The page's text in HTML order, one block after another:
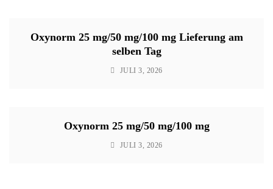
Oxynorm 25 mg/50 mg/100 mg Lieferung am
selben Tag
JULI 3, 2026
Oxynorm 25 mg/50 mg/100 mg
JULI 3, 2026